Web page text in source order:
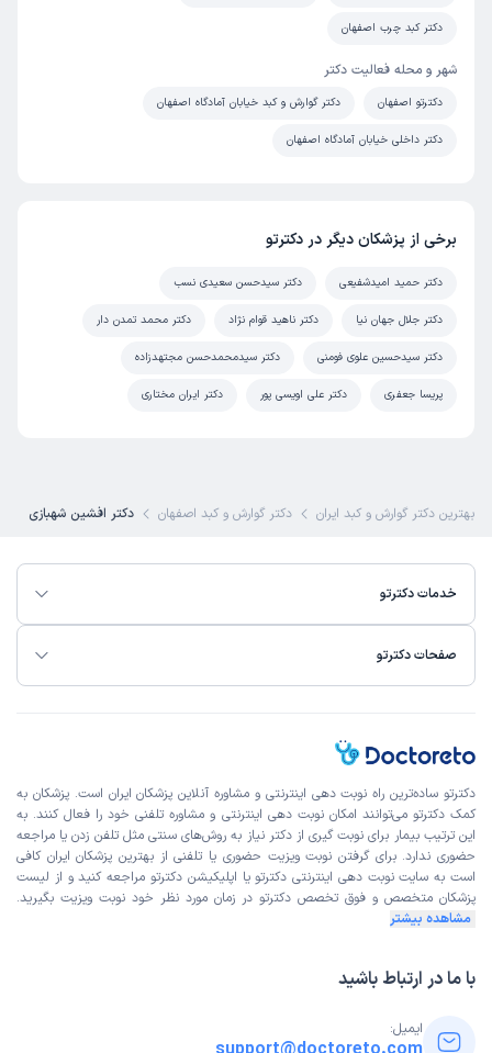
دکتر کبد چرب اصفهان
شهر و محله فعالیت دکتر
دکترتو اصفهان دکتر گوارش و کبد خیابان آمادگاه اصفهان
دکتر داخلی خیابان آمادگاه اصفهان
برخی از پزشکان دیگر در دکترتو
دکتر حمید امیدشفیعی دکتر سیدحسن سعیدی نسب
دکتر جلال جهان نیا دکتر ناهید قوام نژاد دکتر محمد تمدن دار
دکتر سیدحسین علوی فومنی دکتر سیدمحمدحسن مجتهدزاده
پریسا جعفری دکتر علی اویسی پور دکتر ایران مختاری
بهترین دکتر گوارش و کبد ایران دکتر گوارش و کبد اصفهان دکتر افشین شهبازی
خدمات دکترتو
صفحات دکترتو
دکترتو ساده‌ترین راه نوبت‌ دهی اینترنتی و مشاوره آنلاین پزشکان ایران است. پزشکان به
کمک دکترتو می‌توانند امکان نوبت دهی اینترنتی و مشاوره تلفنی خود را فعال کنند. به
این ترتیب بیمار برای نوبت گیری از دکتر نیاز به روش‌های سنتی مثل تلفن زدن یا مراجعه
حضوری ندارد. برای گرفتن نوبت ویزیت حضوری یا تلفنی از بهترین پزشکان ایران کافی
است به سایت نوبت دهی اینترنتی دکترتو یا اپلیکیشن دکترتو مراجعه کنید و از لیست
پزشکان متخصص و فوق تخصص دکترتو در زمان مورد نظر خود نوبت ویزیت بگیرید.
مشاهده بیشتر
با ما در ارتباط باشید
ایمیل: